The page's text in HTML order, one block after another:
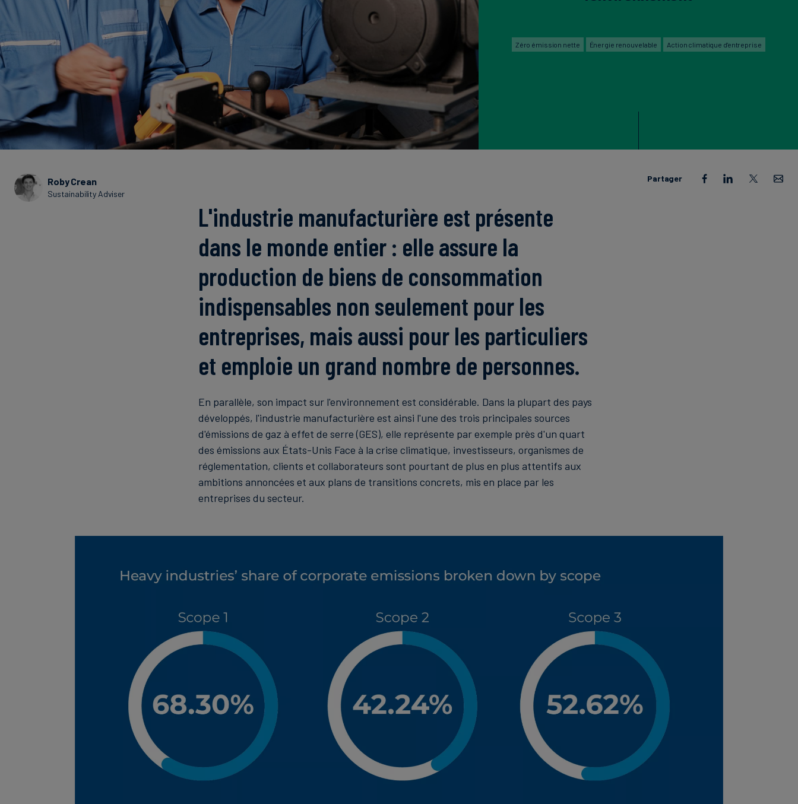
Zéro émission nette Énergie renouvelable Action climatique d'entreprise
Roby Crean
Sustainability Adviser
Partager
L'industrie manufacturière est présente
dans le monde entier : elle assure la
production de biens de consommation
indispensables non seulement pour les
entreprises, mais aussi pour les particuliers
et emploie un grand nombre de personnes.
En parallèle, son impact sur l'environnement est considérable. Dans la plupart des pays
développés, l'industrie manufacturière est ainsi l'une des trois principales sources
d'émissions de gaz à effet de serre (GES), elle représente par exemple près d'un quart
des émissions aux États-Unis Face à la crise climatique, investisseurs, organismes de
réglementation, clients et collaborateurs sont pourtant de plus en plus attentifs aux
ambitions annoncées et aux plans de transitions concrets, mis en place par les
entreprises du secteur.